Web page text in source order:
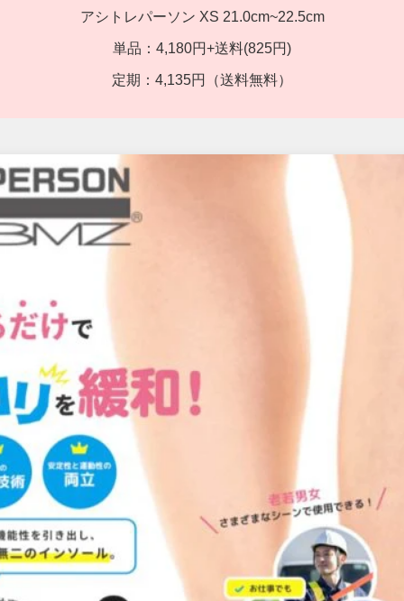
アシトレパーソン XS 21.0cm~22.5cm
単品： 4,180円+送料(825円)
定期： 4,135円（送料無料）